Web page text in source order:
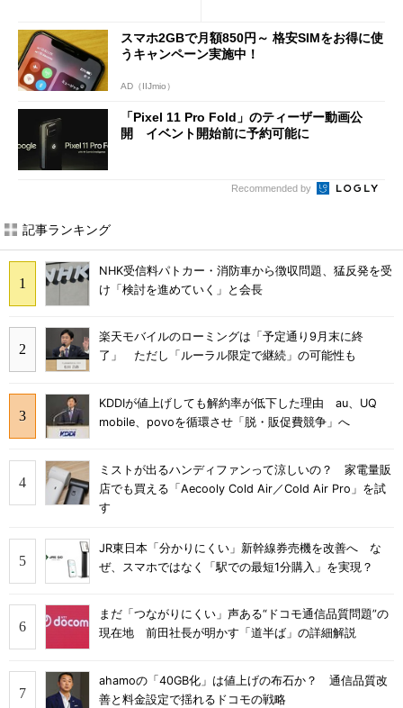
スマホ2GBで月額850円～ 格安SIMをお得に使
うキャンペーン実施中！
AD（IIJmio）
「Pixel 11 Pro Fold」のティーザー動画公
開 イベント開始前に予約可能に
Recommended by
記事ランキング
NHK受信料パトカー・消防車から徴収問題、猛反発を受
け「検討を進めていく」と会長
楽天モバイルのローミングは「予定通り9月末に終
了」 ただし「ルーラル限定で継続」の可能性も
KDDIが値上げしても解約率が低下した理由 au、UQ
mobile、povoを循環させ「脱・販促費競争」へ
ミストが出るハンディファンって涼しいの？ 家電量販
店でも買える「Aecooly Cold Air／Cold Air Pro」を試
す
JR東日本「分かりにくい」新幹線券売機を改善へ な
ぜ、スマホではなく「駅での最短1分購入」を実現？
まだ「つながりにくい」声ある“ドコモ通信品質問題”の
現在地 前田社長が明かす「道半ば」の詳細解説
ahamoの「40GB化」は値上げの布石か？ 通信品質改
善と料金設定で揺れるドコモの戦略